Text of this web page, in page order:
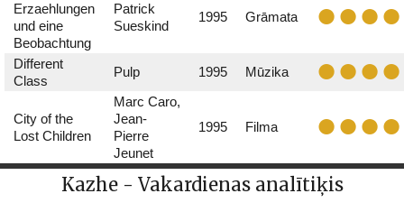
Erzaehlungen
und eine
Beobachtung
Patrick
Sueskind
1995 Grāmata
Different
Class
Pulp 1995 Mūzika
City of the
Lost Children
Marc Caro,
Jean-
Pierre
Jeunet
1995 Filma
Kazhe - Vakardienas analītiķis